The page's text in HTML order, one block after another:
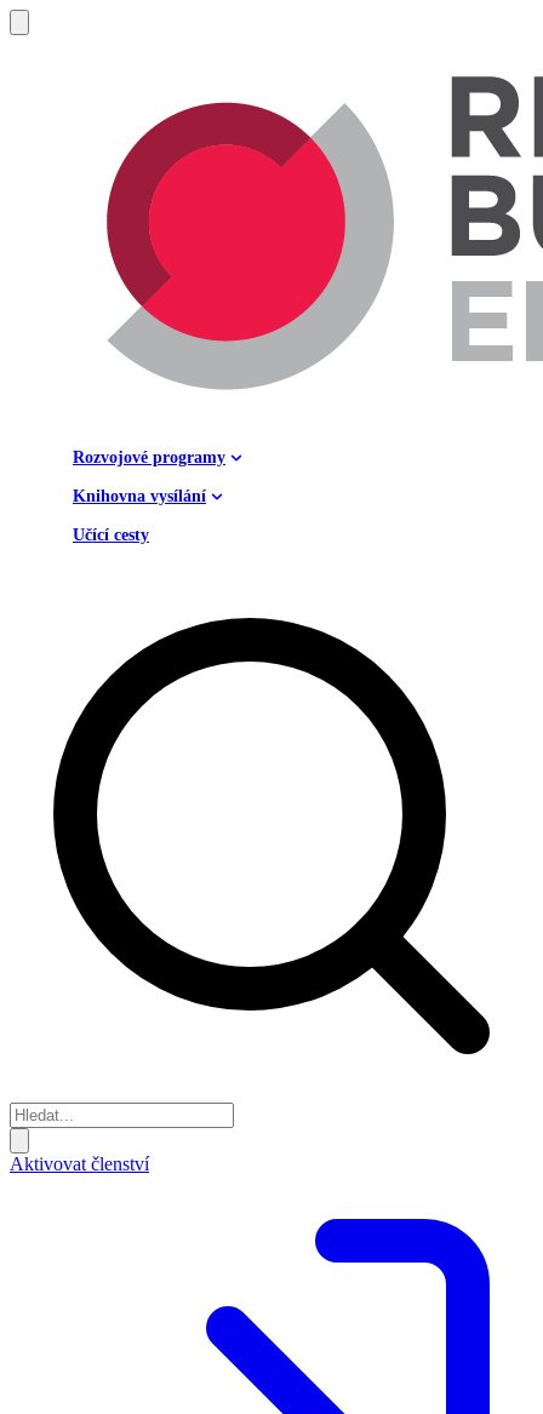
Rozvojové programy
Knihovna vysílání
Učící cesty
Aktivovat členství